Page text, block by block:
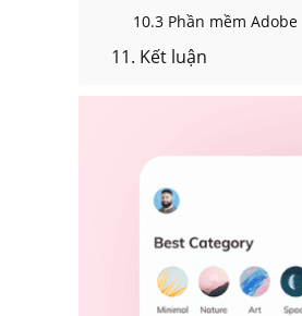
10.3 Phần mềm Adobe
11. Kết luận